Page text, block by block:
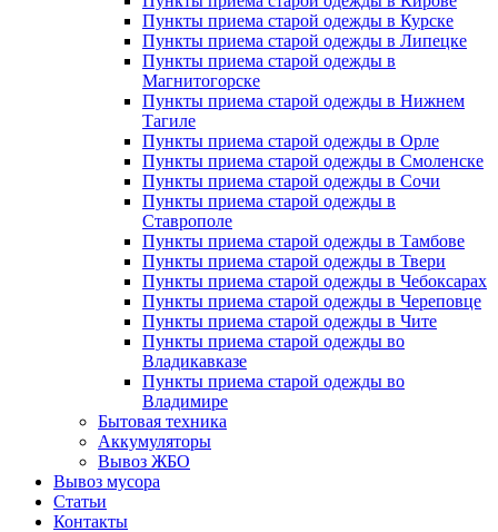
Пункты приема старой одежды в Курске
Пункты приема старой одежды в Липецке
Пункты приема старой одежды в
Магнитогорске
Пункты приема старой одежды в Нижнем
Тагиле
Пункты приема старой одежды в Орле
Пункты приема старой одежды в Смоленске
Пункты приема старой одежды в Сочи
Пункты приема старой одежды в
Ставрополе
Пункты приема старой одежды в Тамбове
Пункты приема старой одежды в Твери
Пункты приема старой одежды в Чебоксарах
Пункты приема старой одежды в Череповце
Пункты приема старой одежды в Чите
Пункты приема старой одежды во
Владикавказе
Пункты приема старой одежды во
Владимире
Бытовая техника
Аккумуляторы
Вывоз ЖБО
Вывоз мусора
Статьи
Контакты